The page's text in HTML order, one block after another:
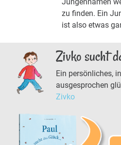
zu finden. Ein
ist also etwas
Zivko sucht
Ein persönliches,
ausgesprochen
Zivko